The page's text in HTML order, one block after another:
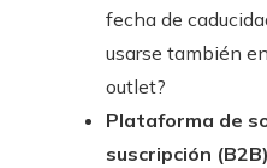
fecha de
usarse también
outlet?
Plataforma de
suscripción